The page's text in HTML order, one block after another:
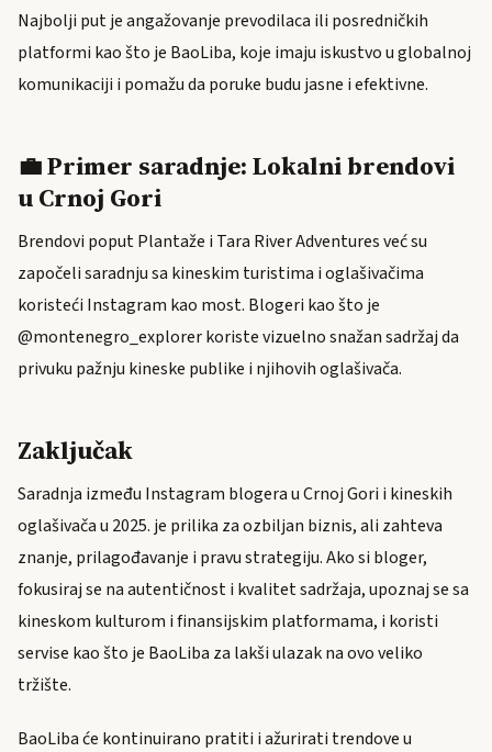
Najbolji put je angažovanje prevodilaca ili posredničkih
platformi kao što je BaoLiba, koje imaju iskustvo u globalnoj
komunikaciji i pomažu da poruke budu jasne i efektivne.
💼 Primer saradnje: Lokalni brendovi
u Crnoj Gori
Brendovi poput Plantaže i Tara River Adventures već su
započeli saradnju sa kineskim turistima i oglašivačima
koristeći Instagram kao most. Blogeri kao što je
@montenegro_explorer koriste vizuelno snažan sadržaj da
privuku pažnju kineske publike i njihovih oglašivača.
Zaključak
Saradnja između Instagram blogera u Crnoj Gori i kineskih
oglašivača u 2025. je prilika za ozbiljan biznis, ali zahteva
znanje, prilagođavanje i pravu strategiju. Ako si bloger,
fokusiraj se na autentičnost i kvalitet sadržaja, upoznaj se sa
kineskom kulturom i finansijskim platformama, i koristi
servise kao što je BaoLiba za lakši ulazak na ovo veliko
tržište.
BaoLiba će kontinuirano pratiti i ažurirati trendove u